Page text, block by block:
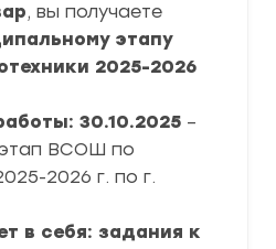
, вы получаете
этапу
2025-2026
30.10.2025 –
ВСОШ по
2026 г. по г.
в себя: задания к